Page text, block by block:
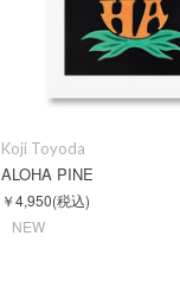
Koji Toyoda
ALOHA PINE
￥4,950(税込)
NEW